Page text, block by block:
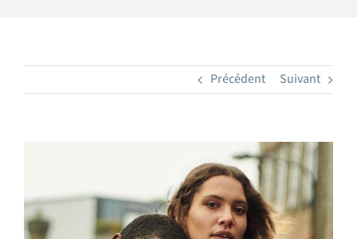
Précédent Suivant
agrandie